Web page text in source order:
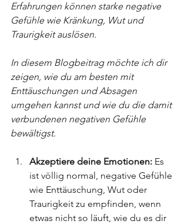
Erfahrungen können starke negative
Gefühle wie Kränkung, Wut und
Traurigkeit auslösen.
In diesem Blogbeitrag möchte ich dir
zeigen, wie du am besten mit
Enttäuschungen und Absagen
umgehen kannst und wie du die damit
verbundenen negativen Gefühle
bewältigst.
Akzeptiere deine Emotionen: Es
ist völlig normal, negative Gefühle
wie Enttäuschung, Wut oder
Traurigkeit zu empfinden, wenn
etwas nicht so läuft, wie du es dir